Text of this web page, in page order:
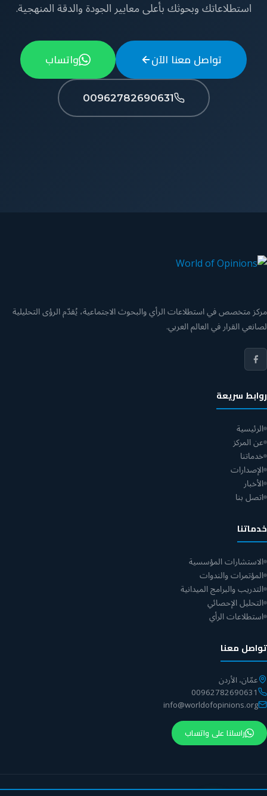
استطلاعاتك وبحوثك بأعلى معايير الجودة والدقة المنهجية.
تواصل معنا الآن واتساب
00962782690631
مركز متخصص في استطلاعات الرأي والبحوث الاجتماعية، يُقدّم الرؤى التحليلية
لصانعي القرار في العالم العربي.
روابط سريعة
الرئيسية
عن المركز
خدماتنا
الإصدارات
الأخبار
اتصل بنا
خدماتنا
الاستشارات المؤسسية
المؤتمرات والندوات
التدريب والبرامج الميدانية
التحليل الإحصائي
استطلاعات الرأي
تواصل معنا
عمّان، الأردن
00962782690631
info@worldofopinions.org
راسلنا على واتساب
© 2026 مركز عالم الآراء. جميع الحقوق محفوظة.